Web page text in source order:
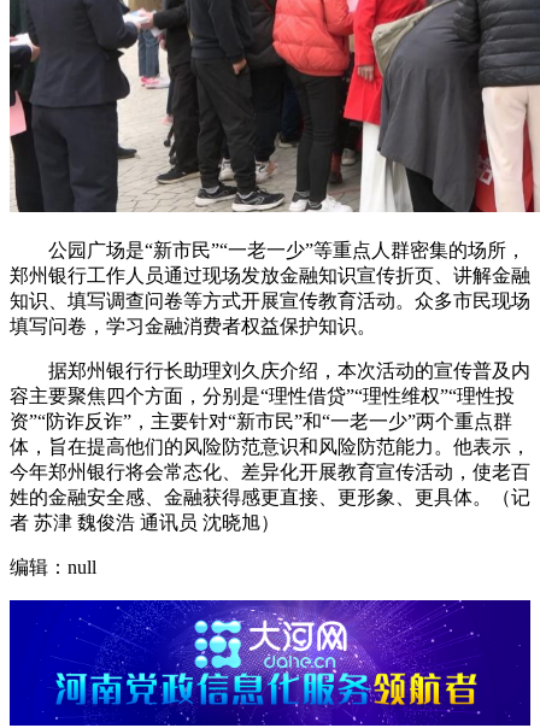
公园广场是“新市民”“一老一少”等重点人群密集的场所，
郑州银行工作人员通过现场发放金融知识宣传折页、讲解金融
知识、填写调查问卷等方式开展宣传教育活动。众多市民现场
填写问卷，学习金融消费者权益保护知识。
据郑州银行行长助理刘久庆介绍，本次活动的宣传普及内
容主要聚焦四个方面，分别是“理性借贷”“理性维权”“理性投
资”“防诈反诈”，主要针对“新市民”和“一老一少”两个重点群
体，旨在提高他们的风险防范意识和风险防范能力。他表示，
今年郑州银行将会常态化、差异化开展教育宣传活动，使老百
姓的金融安全感、金融获得感更直接、更形象、更具体。（记
者 苏津 魏俊浩 通讯员 沈晓旭）
编辑：null